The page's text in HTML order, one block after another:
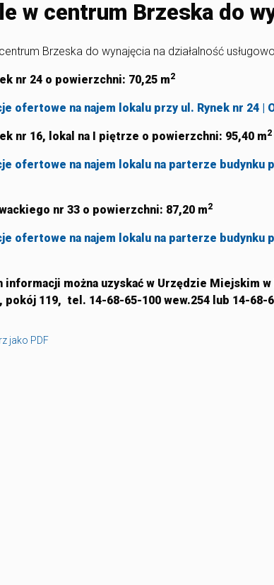
w centrum Brzeska do
Brzeska do wynajęcia na działalność
nr 24 o powierzchni: 70,25 m2
ofertowe na najem lokalu przy ul. Rynek nr 24 |
nr 16, lokal na I piętrze o powierzchni: 95,40 m2
ofertowe na najem lokalu na parterze budynku
nr 33 o powierzchni: 87,20 m2
ofertowe na najem lokalu na parterze budynku
informacji można uzyskać w Urzędzie Miejskim
pokój 119, tel. 14-68-65-100 wew.254 lub 14-68-
jako PDF